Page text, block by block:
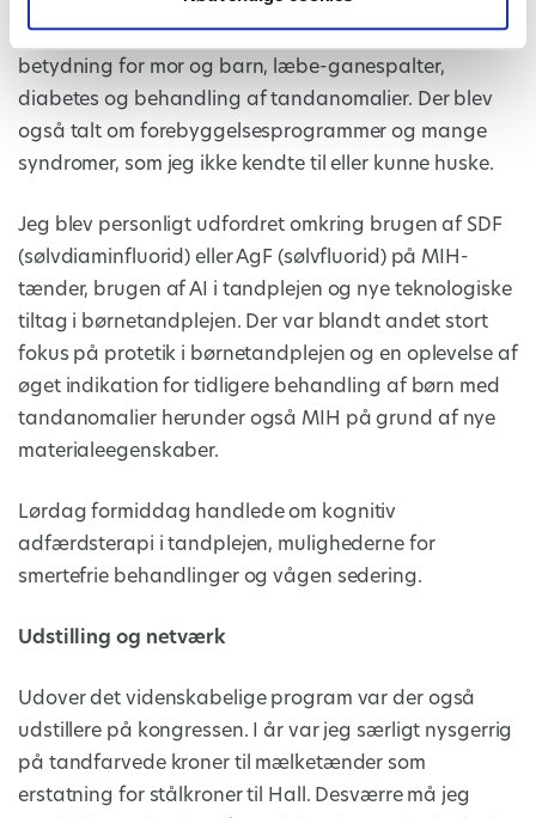
andet om tandtraumer, kirurgi, graviditetens
betydning for mor og barn, læbe-ganespalter,
diabetes og behandling af tandanomalier. Der blev
også talt om forebyggelsesprogrammer og mange
syndromer, som jeg ikke kendte til eller kunne huske.
Jeg blev personligt udfordret omkring brugen af SDF
(sølvdiaminfluorid) eller AgF (sølvfluorid) på MIH-
tænder, brugen af AI i tandplejen og nye teknologiske
tiltag i børnetandplejen. Der var blandt andet stort
fokus på protetik i børnetandplejen og en oplevelse af
øget indikation for tidligere behandling af børn med
tandanomalier herunder også MIH på grund af nye
materialeegenskaber.
Lørdag formiddag handlede om kognitiv
adfærdsterapi i tandplejen, mulighederne for
smertefrie behandlinger og vågen sedering.
Udstilling og netværk
Udover det videnskabelige program var der også
udstillere på kongressen. I år var jeg særligt nysgerrig
på tandfarvede kroner til mælketænder som
erstatning for stålkroner til Hall. Desværre må jeg